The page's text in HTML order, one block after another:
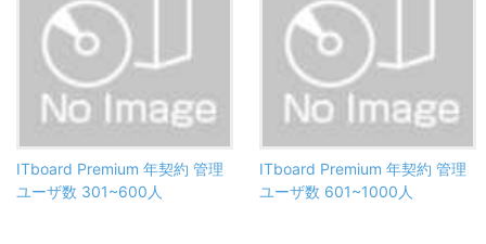
ITboard Premium 年契約 管理
ユーザ数 301~600人
ITboard Premium 年契約 管理
ユーザ数 601~1000人